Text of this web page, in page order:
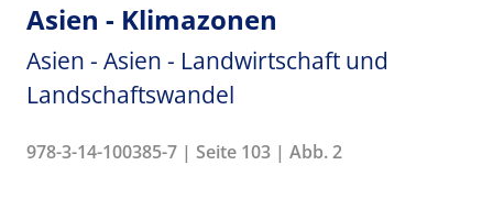
Asien - Klimazonen
Asien - Asien - Landwirtschaft und
Landschaftswandel
978-3-14-100385-7 | Seite 103 | Abb. 2